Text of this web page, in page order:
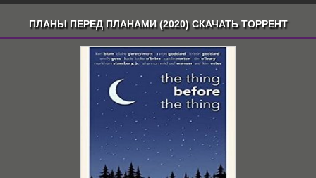
ПЛАНЫ ПЕРЕД ПЛАНАМИ (2020) СКАЧАТЬ ТОРРЕНТ